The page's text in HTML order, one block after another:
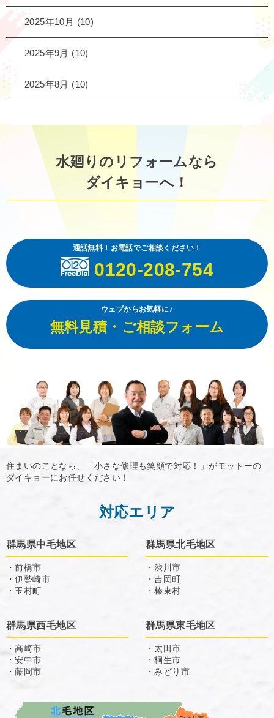
2025年10月 (10)
2025年9月 (10)
2025年8月 (10)
水廻りのリフォームなら
ダイキョーへ！
通話無料！お電話でご相談ください！
0120-208-754
ウェブからお気軽に♪
無料見積・ご相談フォーム
住まいのことなら、「小さな修理も笑顔で対応！」がモットーの
ダイキョーにお任せください！
対応エリア
群馬県中毛地区
・前橋市
・伊勢崎市
・玉村町
群馬県北毛地区
・渋川市
・吉岡町
・榛東村
群馬県西毛地区
・高崎市
・安中市
・藤岡市
群馬県東毛地区
・太田市
・桐生市
・みどり市